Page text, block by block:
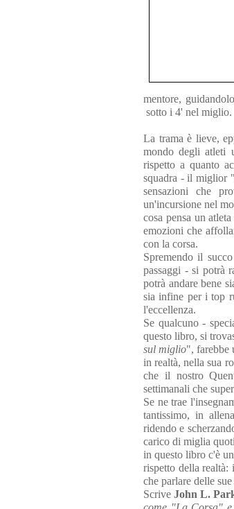
mentore,
sotto i 4' nel miglio.
La trama è lieve,
mondo degli atleti
rispetto a quanto
squadra - il miglior
sensazioni che
un'incursione nel
cosa pensa un
emozioni che
con la corsa.
Spremendo il
passaggi - si potrà
potrà andare bene
sia infine per i top
l'eccellenza.
Se qualcuno -
questo libro, si
sul miglio", farebbe
in realtà, nella sua
che il nostro
settimanali che
Se ne trae
tantissimo, in
ridendo e
carico di miglia
in questo libro c'è
rispetto della realtà:
che parlare delle
ScriveJohn L.